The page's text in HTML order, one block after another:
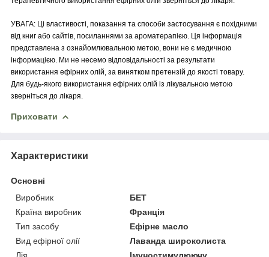
УВАГА: Ці властивості, показання та способи застосування є похідними
від книг або сайтів, посиланнями за ароматерапією. Ця інформація
представлена з ознайомлювальною метою, вони не є медичною
інформацією. Ми не несемо відповідальності за результати
використання ефірних олій, за винятком претензій до якості товару.
Для будь-якого використання ефірних олій із лікувальною метою
зверніться до лікаря.
Приховати
Характеристики
Основні
Виробник
БЕТ
Країна виробник
Франція
Тип засобу
Ефірне масло
Вид ефірної олії
Лаванда широколиста
Дія
Імуностимулюючу,